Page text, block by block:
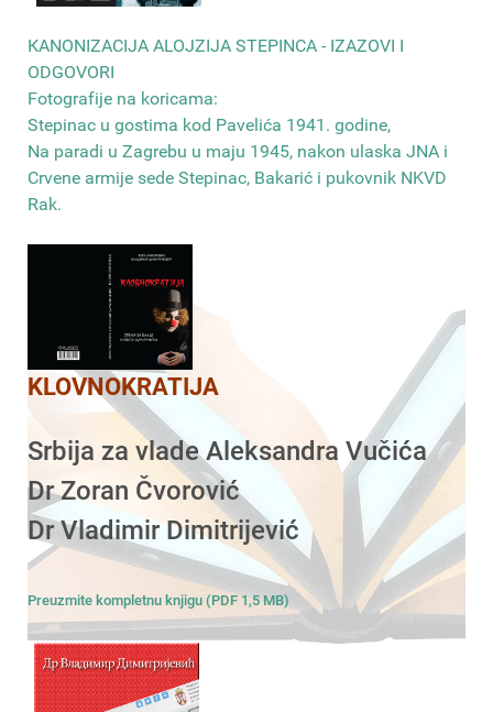
КANONIZACIJA ALOJZIJA STEPINCA - IZAZOVI I
ODGOVORI
Fotografije na koricama:
Stepinac u gostima kod Pavelića 1941. godine,
Na paradi u Zagrebu u maju 1945, nakon ulaska JNA i
Crvene armije sede Stepinac, Bakarić i pukovnik NKVD
Rak.
KLOVNOKRATIJA
Srbija za vlade Aleksandra Vučića
Dr Zoran Čvorović
Dr Vladimir Dimitrijević
Preuzmite kompletnu knjigu (PDF 1,5 MB)